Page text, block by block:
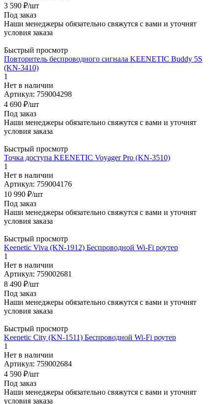
3 590 ₽/шт
Под заказ
Наши менеджеры обязательно свяжутся с вами и уточнят
условия заказа
Быстрый просмотр
Повторитель беспроводного сигнала KEENETIC Buddy 5S
(KN-3410)
1
Нет в наличии
Артикул: 759004298
4 690 ₽/шт
Под заказ
Наши менеджеры обязательно свяжутся с вами и уточнят
условия заказа
Быстрый просмотр
Точка доступа KEENETIC Voyager Pro (KN-3510)
1
Нет в наличии
Артикул: 759004176
10 990 ₽/шт
Под заказ
Наши менеджеры обязательно свяжутся с вами и уточнят
условия заказа
Быстрый просмотр
Keenetic Viva (KN-1912) Беспроводной Wi-Fi роутер
1
Нет в наличии
Артикул: 759002681
8 490 ₽/шт
Под заказ
Наши менеджеры обязательно свяжутся с вами и уточнят
условия заказа
Быстрый просмотр
Keenetic City (KN-1511) Беспроводной Wi-Fi роутер
1
Нет в наличии
Артикул: 759002684
4 590 ₽/шт
Под заказ
Наши менеджеры обязательно свяжутся с вами и уточнят
условия заказа